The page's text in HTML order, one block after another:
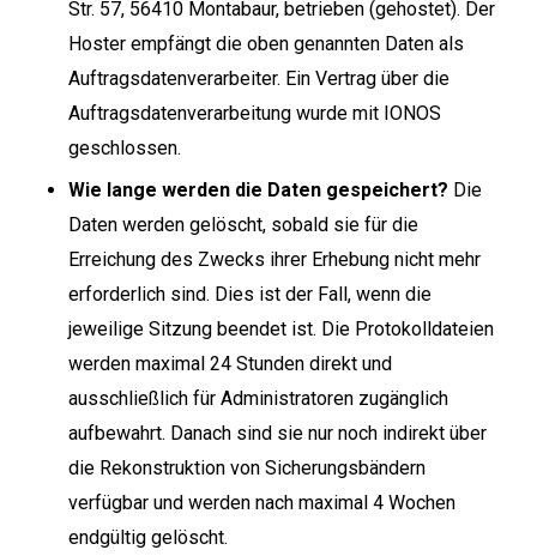
Str. 57, 56410 Montabaur, betrieben (gehostet). Der
Hoster empfängt die oben genannten Daten als
Auftragsdatenverarbeiter. Ein Vertrag über die
Auftragsdatenverarbeitung wurde mit IONOS
geschlossen.
Wie lange werden die Daten gespeichert? Die
Daten werden gelöscht, sobald sie für die
Erreichung des Zwecks ihrer Erhebung nicht mehr
erforderlich sind. Dies ist der Fall, wenn die
jeweilige Sitzung beendet ist. Die Protokolldateien
werden maximal 24 Stunden direkt und
ausschließlich für Administratoren zugänglich
aufbewahrt. Danach sind sie nur noch indirekt über
die Rekonstruktion von Sicherungsbändern
verfügbar und werden nach maximal 4 Wochen
endgültig gelöscht.